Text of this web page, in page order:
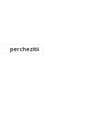
perchezitii